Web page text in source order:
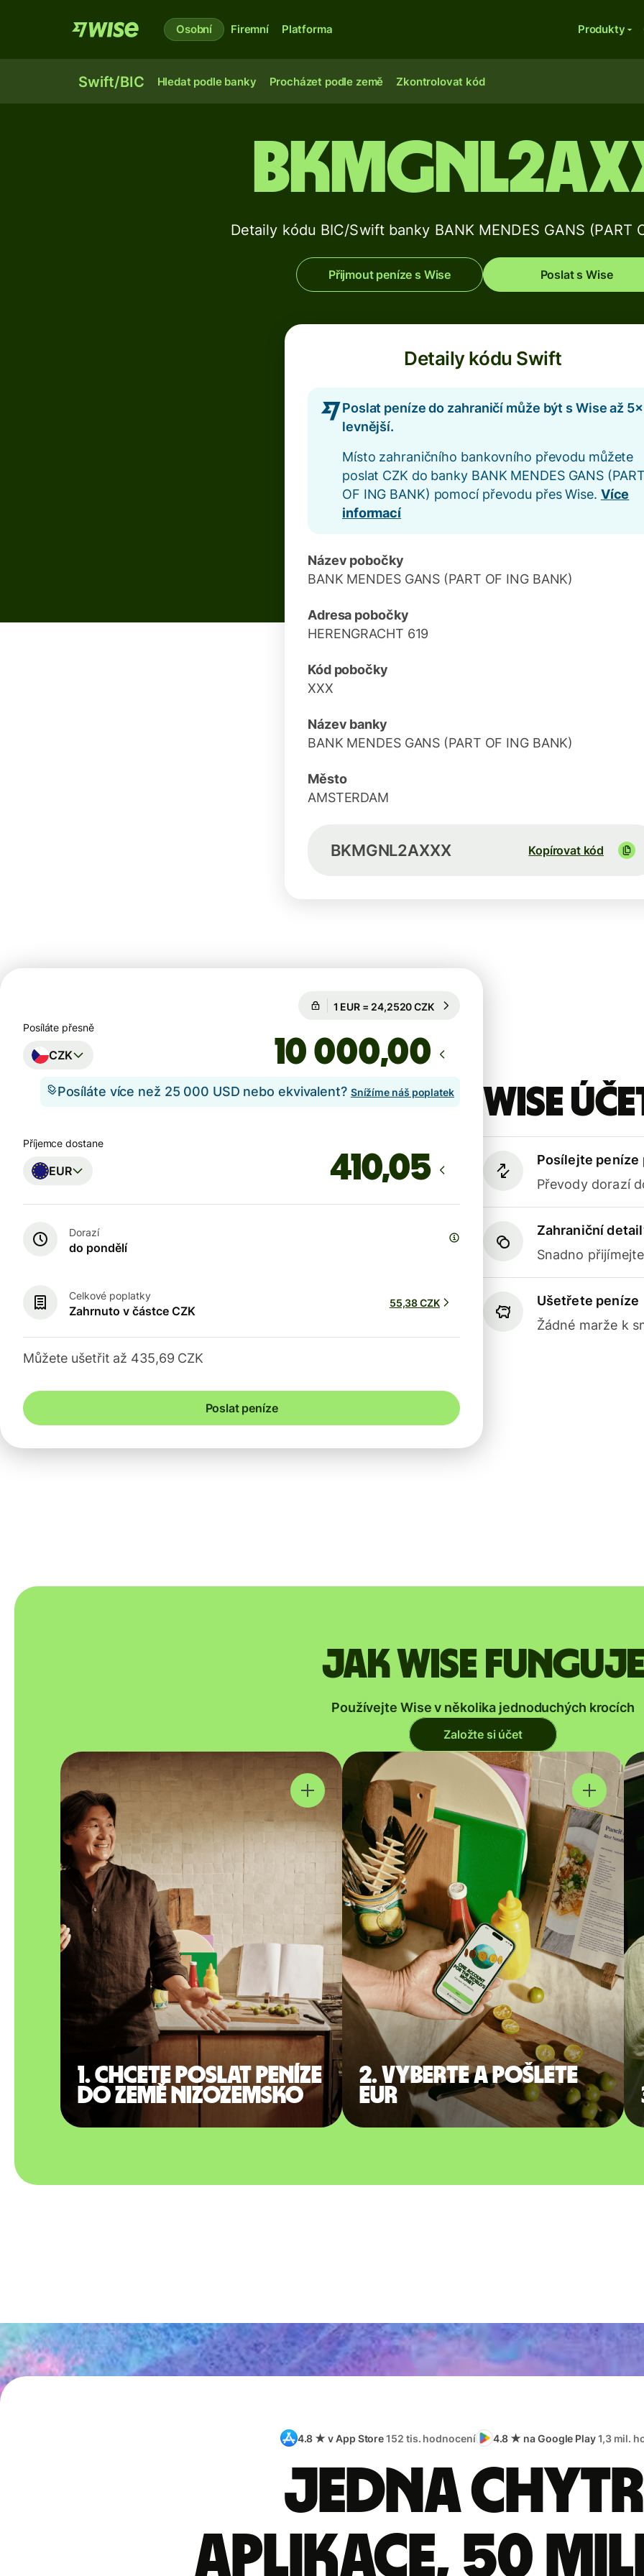
Osobní Firemní Platforma Produkty
Swift/BIC Hledat podle banky Procházet podle země Zkontrolovat kód
Detaily kódu BIC/Swift banky BANK MENDES GANS (PART
Přijmout peníze s Wise Poslat s Wise
Detaily kódu Swift
Poslat peníze do zahraničí může být s Wise až 5×
levnější.
Místo zahraničního bankovního převodu můžete
poslat CZK do banky BANK MENDES GANS
OF ING BANK) pomocí převodu přes Wise. Více
informací
Název pobočky
BANK MENDES GANS (PART OF ING BANK)
Adresa pobočky
HERENGRACHT 619
Kód pobočky
XXX
Název banky
BANK MENDES GANS (PART OF ING BANK)
Město
AMSTERDAM
BKMGNL2AXXX Kopírovat kód
Wise
Posílejte peníze
Převody dorazí
Zahraniční
Snadno
Ušetřete peníze
Žádné marže k
Garantován na 58 h
Posíláte přesně
CZK ,00
Posíláte více než 25 000 USD nebo ekvivalent? Snížíme náš poplatek
Příjemce dostane
EUR
Dorazí
do pondělí
Celkové poplatky
Zahrnuto v částce CZK
55,38 CZK
Můžete ušetřit až 435,69 CZK
Poslat peníze
Jak Wise funguje
Používejte Wise v několika jednoduchých krocích
Založte si účet
1. Chcete poslat peníze
do země Nizozemsko
2. Vyberte a pošlete
EUR
4.8 ★ v App Store152 tis. hodnocení 4.8 ★ na Google Play1,3 mil.
Jedna
aplikace, 50